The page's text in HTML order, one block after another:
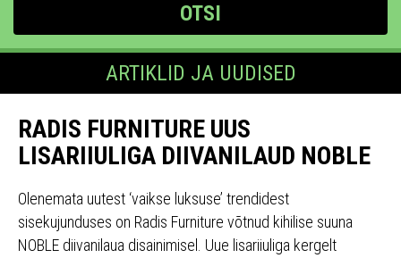
OTSI
ARTIKLID JA UUDISED
RADIS FURNITURE UUS
LISARIIULIGA DIIVANILAUD NOBLE
Olenemata uutest ‘vaikse luksuse’ trendidest
sisekujunduses on Radis Furniture võtnud kihilise suuna
NOBLE diivanilaua disainimisel. Uue lisariiuliga kergelt